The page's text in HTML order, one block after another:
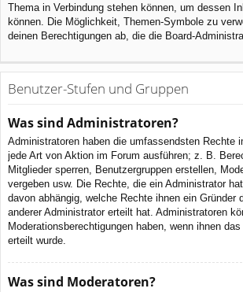
Thema in Verbindung stehen können, um dessen
können. Die Möglichkeit, Themen-Symbole zu
deinen Berechtigungen ab, die die Board-
Benutzer-Stufen und Gruppen
Was sind Administratoren?
Administratoren haben die umfassendsten Rechte
jede Art von Aktion im Forum ausführen; z. B.
Mitglieder sperren, Benutzergruppen erstellen,
vergeben usw. Die Rechte, die ein Administrator
davon abhängig, welche Rechte ihnen ein Gründer
anderer Administrator erteilt hat. Administratoren
Moderationsberechtigungen haben, wenn ihnen
erteilt wurde.
Was sind Moderatoren?